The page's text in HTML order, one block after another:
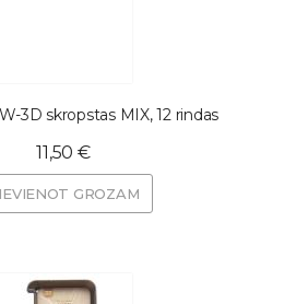
3D skropstas MIX, 12 rindas
11,50 €
GROZAM